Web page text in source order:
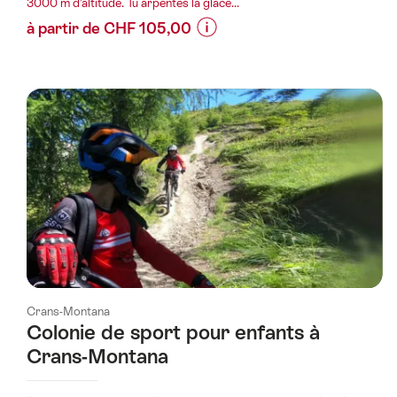
3000 m d’altitude. Tu arpentes la glace...
à partir de CHF 105,00
les
prix
de
l’offre
"Expérience
glacier
Plaine
Morte
depuis
Montana"
Crans-Montana
Colonie de sport pour enfants à
Crans-Montana